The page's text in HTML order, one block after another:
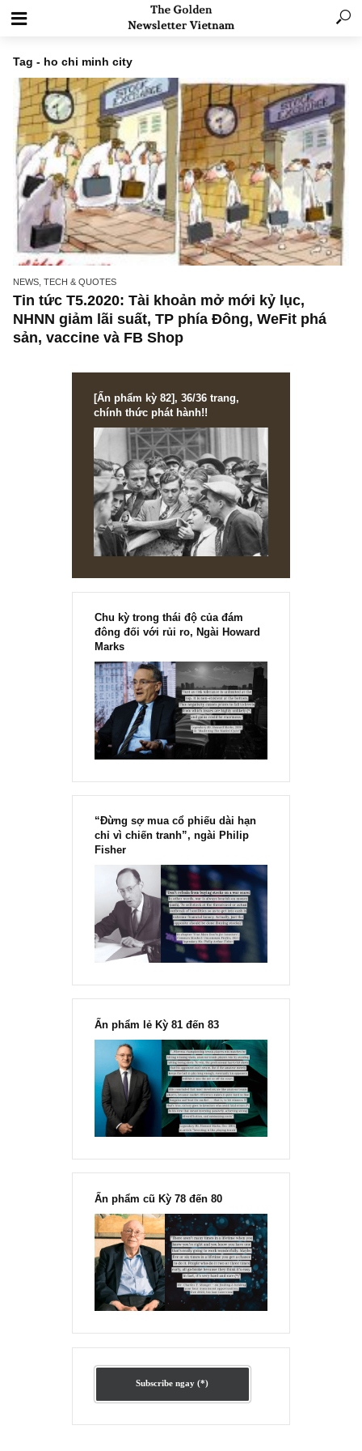
Tag - ho chi minh city
NEWS, TECH & QUOTES
Tin tức T5.2020: Tài khoản mở mới kỷ lục,
sản, vaccine và FB Shop
[Ấn phẩm kỳ 82], 36/36 trang,
chính thức phát hành!!
Chu kỳ trong thái độ của đám
đông đối với rủi ro, Ngài Howard
Marks
“Đừng sợ mua cổ phiếu dài hạn
chỉ vì chiến tranh”, ngài Philip
Fisher
Ấn phẩm lẻ Kỳ 81 đến 83
Ấn phẩm cũ Kỳ 78 đến 80